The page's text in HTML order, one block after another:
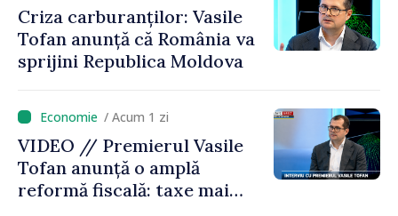
Criza carburanților: Vasile
Tofan anunță că România va
sprijini Republica Moldova
/ Acum 1 zi
VIDEO // Premierul Vasile
Tofan anunță o amplă
reformă fiscală: taxe mai